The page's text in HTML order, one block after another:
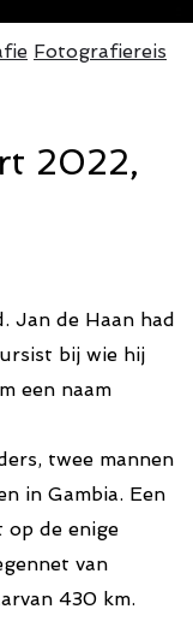
Fotografiereis
2022,
Jan de Haan had
bij wie hij
een naam
twee mannen
in Gambia. Een
op de enige
van
430 km.